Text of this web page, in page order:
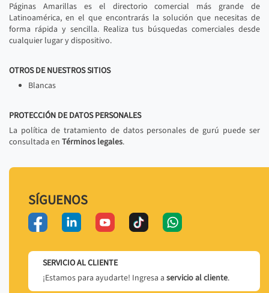
Páginas Amarillas es el directorio comercial más grande de
Latinoamérica, en el que encontrarás la solución que necesitas de
forma rápida y sencilla. Realiza tus búsquedas comerciales desde
cualquier lugar y dispositivo.
OTROS DE NUESTROS SITIOS
Blancas
PROTECCIÓN DE DATOS PERSONALES
La política de tratamiento de datos personales de gurú puede ser
consultada en Términos legales.
SÍGUENOS
SERVICIO AL CLIENTE
¡Estamos para ayudarte! Ingresa a servicio al cliente.